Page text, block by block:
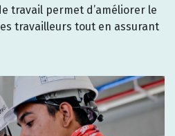
travail permet d’améliorer le
travailleurs tout en assurant